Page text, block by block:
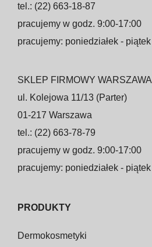
tel.: (22) 663-18-87
pracujemy w godz. 9:00-17:00
pracujemy: poniedziałek - piątek
SKLEP FIRMOWY WARSZAWA
ul. Kolejowa 11/13 (Parter)
01-217 Warszawa
tel.: (22) 663-78-79
pracujemy w godz. 9:00-17:00
pracujemy: poniedziałek - piątek
PRODUKTY
Dermokosmetyki